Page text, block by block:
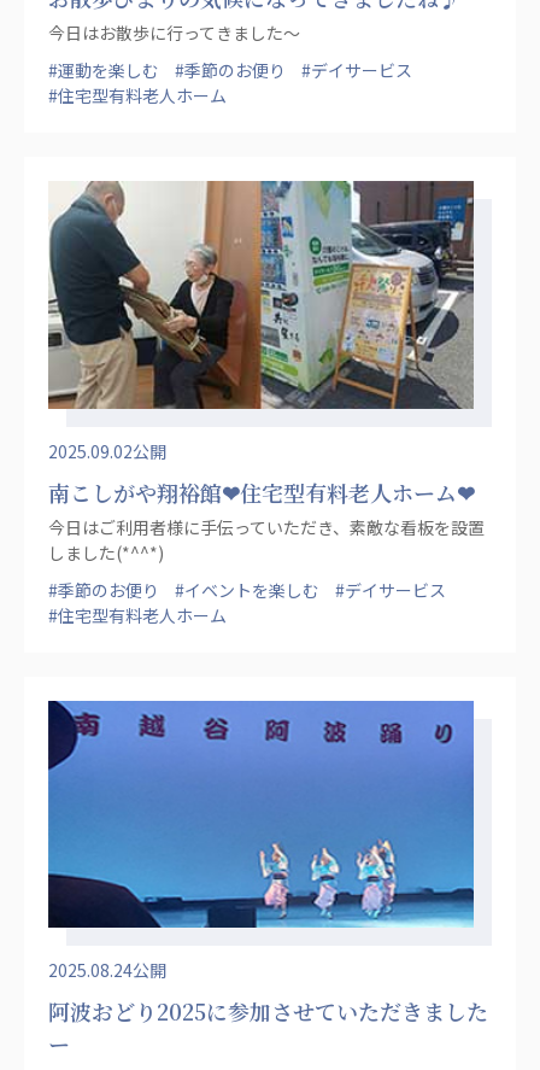
今日はお散歩に行ってきました～
#運動を楽しむ
#季節のお便り
#デイサービス
#住宅型有料老人ホーム
2025.09.02公開
南こしがや翔裕館❤住宅型有料老人ホーム❤
今日はご利用者様に手伝っていただき、素敵な看板を設置
しました(*^^*)
#季節のお便り
#イベントを楽しむ
#デイサービス
#住宅型有料老人ホーム
2025.08.24公開
阿波おどり2025に参加させていただきました
ー